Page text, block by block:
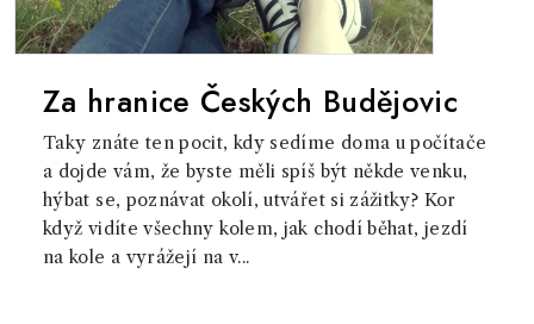
Za hranice Českých Budějovic
Taky znáte ten pocit, kdy sedíme doma u počítače
a dojde vám, že byste měli spíš být někde venku,
hýbat se, poznávat okolí, utvářet si zážitky? Kor
když vidíte všechny kolem, jak chodí běhat, jezdí
na kole a vyrážejí na v...